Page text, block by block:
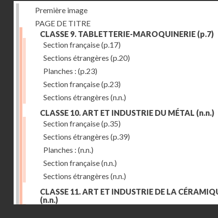
Première image
PAGE DE TITRE
CLASSE 9. TABLETTERIE-MAROQUINERIE (p.7)
Section française(p.17)
Sections étrangères (p.20)
Planches : (p.23)
Section française(p.23)
Sections étrangères (n.n.)
CLASSE 10. ART ET INDUSTRIE DU MÉTAL (n.n.)
Section française(p.35)
Sections étrangères (p.39)
Planches : (n.n.)
Section française(n.n.)
Sections étrangères (n.n.)
CLASSE 11. ART ET INDUSTRIE DE LA
(n.n.)